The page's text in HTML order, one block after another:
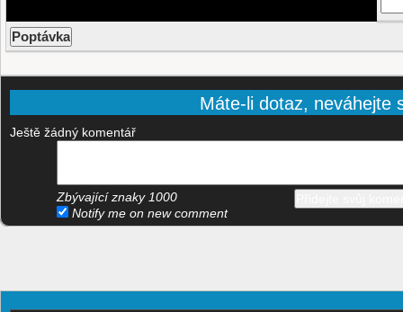
Máte-li dotaz, neváhejte
Ještě žádný komentář
Zbývající znaky 1000
Notify me on new comment